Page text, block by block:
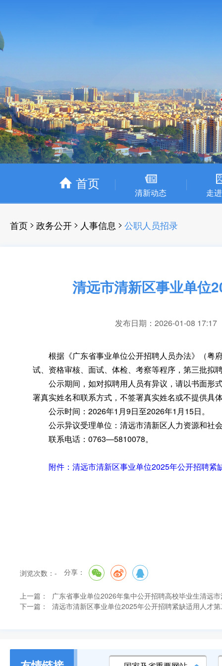
首页
清新动态 走
首页 > 政务公开 > 人事信息 > 公职人员招录
清远市清新区事业单位
发布日期：2026-01-08 17:17
根据《广东省事业单位公开招聘人员办法》（粤
试、资格审核、面试、体检、考察等程序，第三批拟
公示期间 ， 如对拟聘用人员有异议，请以书面形
署真实姓名和联系方式 ， 不签署真实姓名或不提供具
公示时间：2026年1月9日至2026年1月15日。
公示异议受理单位：清远市清新区人力资源和社
联系电话：0763—5810078。
附件：清远市清新区事业单位2025年公开招聘
浏览次数： - 分享：
上一篇：
广东省事业单位2026年集中公开招聘高校毕业生清远
下一篇：
清远市清新区事业单位2025年公开招聘紧缺适用人才